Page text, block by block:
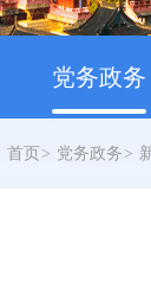
党务政务
首页 > 党务政务 >